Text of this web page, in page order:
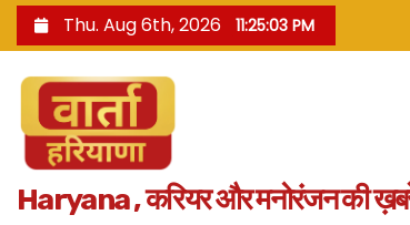
k
Thu. Aug 6th, 2026 11:25:04 PM
Haryana , करियर और मनोरंजन की